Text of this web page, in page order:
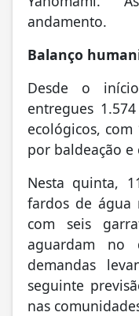
andamento.
Balanço
Desde o
entregues
ecológicos, com
por baldeação e
Nesta quinta,
fardos de água
com seis
aguardam no
demandas
seguinte
nas